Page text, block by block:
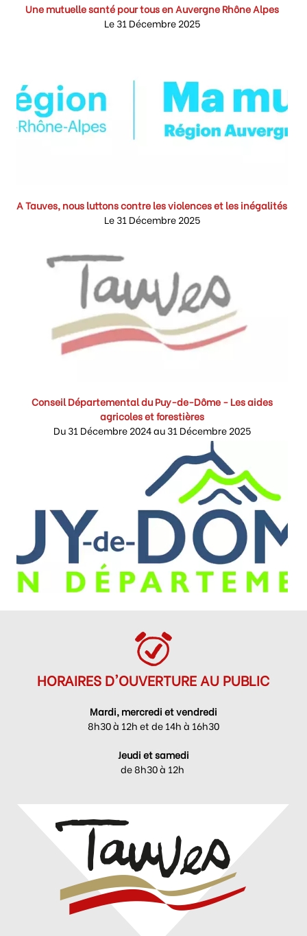
Une mutuelle santé pour tous en Auvergne Rhône Alpes
Le 31 Décembre 2025
A Tauves, nous luttons contre les violences et les inégalités
Le 31 Décembre 2025
Conseil Départemental du Puy-de-Dôme - Les aides
agricoles et forestières
Du 31 Décembre 2024 au 31 Décembre 2025
HORAIRES D'OUVERTURE AU PUBLIC
Mardi, mercredi et vendredi
8h30 à 12h et de 14h à 16h30
Jeudi et samedi
de 8h30 à 12h